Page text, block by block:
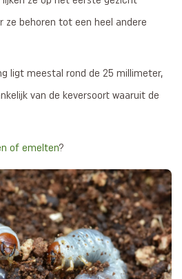
ze behoren tot een heel andere
ligt meestal rond de 25 millimeter,
van de keversoort waaruit de
of emelten?